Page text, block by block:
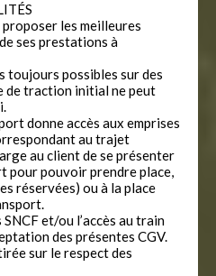
proposer les meilleures
ses prestations à
toujours possibles sur des
de traction initial ne peut
donne accès aux emprises
au trajet
au client de se présenter
pour pouvoir prendre place,
réservées) ou à la place
SNCF et/ou l’accès au train
des présentes CGV.
sur le respect des